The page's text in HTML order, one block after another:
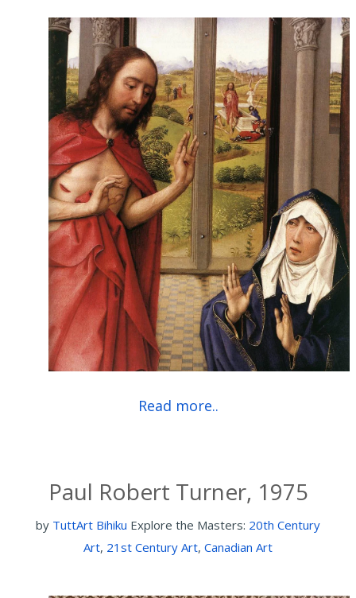
Read more..
Paul Robert Turner, 1975
by TuttArt Bihiku Explore the Masters: 20th Century
Art, 21st Century Art, Canadian Art